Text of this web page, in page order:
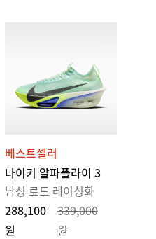
베스트셀러
나이키 알파플라이 3
남성 로드 레이싱화
288,100
원
339,000
원